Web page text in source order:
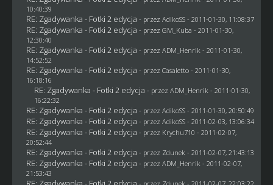
10:40:39
RE: Zgadywanka - Fotki 2 edycja - przez AdikoSS - 2011-01-30, 11:08:37
RE: Zgadywanka - Fotki 2 edycja - przez GM_Kuba - 2011-01-30,
12:30:40
RE: Zgadywanka - Fotki 2 edycja - przez ADM_Henrik - 2011-01-30,
14:52:52
RE: Zgadywanka - Fotki 2 edycja - przez Casaletto- 2011-01-30,
16:18:16
RE: Zgadywanka - Fotki 2 edycja - przez ADM_Henrik - 2011-01-30,
16:22:32
RE: Zgadywanka - Fotki 2 edycja - przez AdikoSS - 2011-01-30, 20:50:49
RE: Zgadywanka - Fotki 2 edycja - przez AdikoSS - 2011-02-03, 13:06:34
RE: Zgadywanka - Fotki 2 edycja - przez Krychu710 - 2011-02-07,
20:52:44
RE: Zgadywanka - Fotki 2 edycja - przez Zdunek - 2011-02-07, 21:43:13
RE: Zgadywanka - Fotki 2 edycja - przez ADM_Henrik - 2011-02-07,
21:53:43